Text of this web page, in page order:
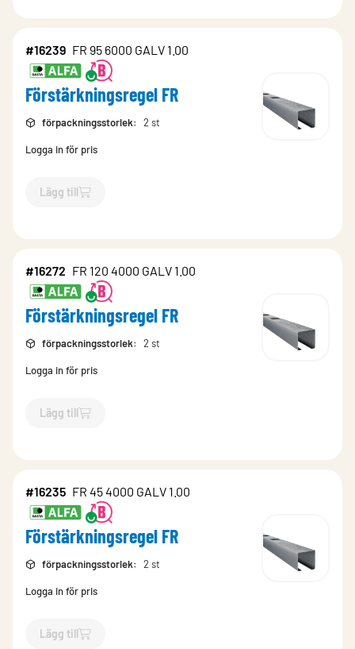
#16239 FR 95 6000 GALV 1.00
Förstärkningsregel FR
förpackningsstorlek: 2 st
Logga in för pris
Lägg till
`$Lägg till
#16272 FR 120 4000 GALV 1.00
Förstärkningsregel FR
förpackningsstorlek: 2 st
Logga in för pris
Lägg till
`$Lägg till
#16235 FR 45 4000 GALV 1.00
Förstärkningsregel FR
förpackningsstorlek: 2 st
Logga in för pris
Lägg till
`$Lägg till